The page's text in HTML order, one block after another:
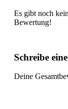
Es gibt noch
Bewertung!
Schreibe
Deine